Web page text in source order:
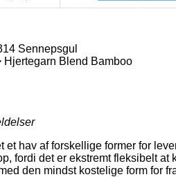
Sennepsgul
Hjertegarn Blend Bamboo
hav af forskellige former for
fordi det er ekstremt fleksibelt at
den mindst kostelige form for